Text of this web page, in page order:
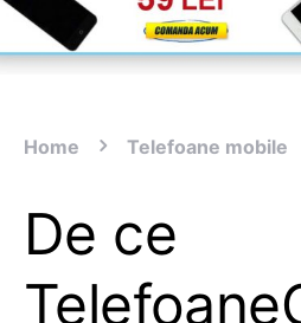
Home Telefoane mobile
De ce